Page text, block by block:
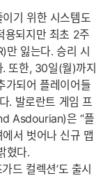
기 위한 시스템도
용되지만 최초 2주
만 잃는다. 승리 시
또한, 30일(월)까지
가되어 플레이어들
. 발로란트 게임 프
Asdourian)은 “플
서 벗어나 신규 맵
혔다.
드 컬렉션’도 출시